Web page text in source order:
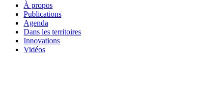
À propos
Publications
Agenda
Dans les territoires
Innovations
Vidéos